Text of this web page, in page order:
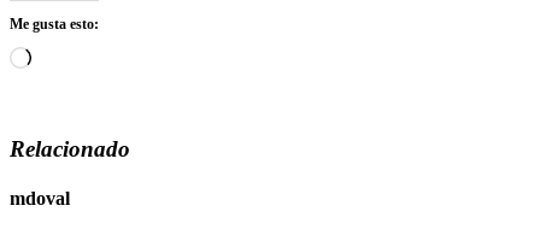
Me gusta esto:
Cargando...
Relacionado
mdoval